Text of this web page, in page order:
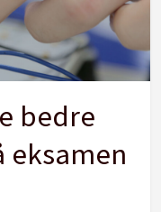
bedre